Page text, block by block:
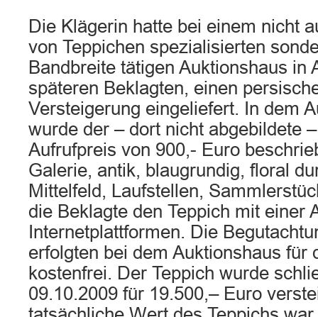
Die Klägerin hatte bei einem nicht
von Teppichen spezialisierten
Bandbreite tätigen Auktionshaus in
späteren Beklagten, einen
Versteigerung eingeliefert. In dem
wurde der – dort nicht abgebildete
Aufrufpreis von 900,- Euro
Galerie, antik, blaugrundig, floral
Mittelfeld, Laufstellen,
die Beklagte den Teppich mit einer
Internetplattformen. Die
erfolgten bei dem Auktionshaus für
kostenfrei. Der Teppich wurde
09.10.2009 für 19.500,– Euro